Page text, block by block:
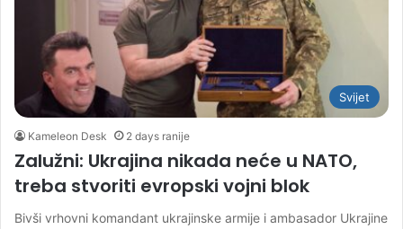
Svijet
Kameleon Desk 2 days ranije
Zalužni: Ukrajina nikada neće u NATO,
treba stvoriti evropski vojni blok
Bivši vrhovni komandant ukrajinske armije i ambasador Ukrajine